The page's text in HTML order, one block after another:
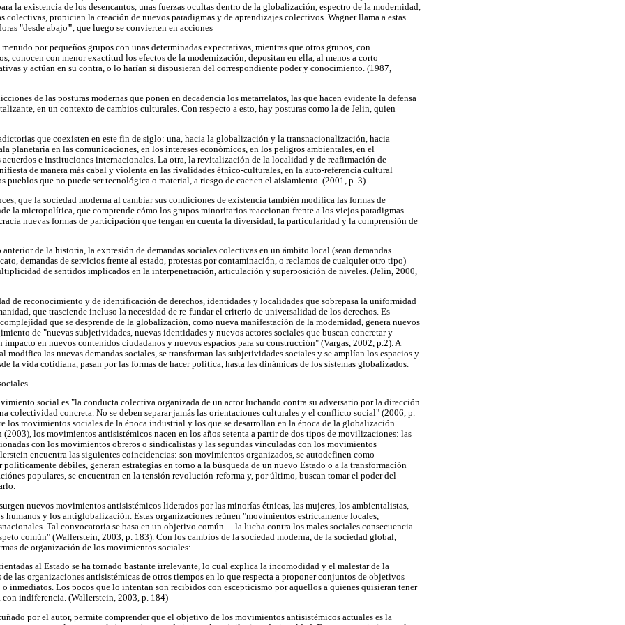
la existencia de los desencantos, unas fuerzas ocultas dentro de la globalización, espectro de la modernidad,
colectivas, propician la creación de nuevos paradigmas y de aprendizajes colectivos. Wagner llama a estas
"desde abajo", que luego se convierten en acciones
menudo por pequeños grupos con unas determinadas expectativas, mientras que otros grupos, con
conocen con menor exactitud los efectos de la modernización, depositan en ella, al menos a corto
y actúan en su contra, o lo harían si dispusieran del correspondiente poder y conocimiento. (1987,
de las posturas modernas que ponen en decadencia los metarrelatos, las que hacen evidente la defensa
en un contexto de cambios culturales. Con respecto a esto, hay posturas como la de Jelin, quien
que coexisten en este fin de siglo: una, hacia la globalización y la transnacionalización, hacia
planetaria en las comunicaciones, en los intereses económicos, en los peligros ambientales, en el
acuerdos e instituciones internacionales. La otra, la revitalización de la localidad y de reafirmación de
de manera más cabal y violenta en las rivalidades étnico-culturales, en la auto-referencia cultural
pueblos que no puede ser tecnológica o material, a riesgo de caer en el aislamiento. (2001, p. 3)
que la sociedad moderna al cambiar sus condiciones de existencia también modifica las formas de
la micropolítica, que comprende cómo los grupos minoritarios reaccionan frente a los viejos paradigmas
nuevas formas de participación que tengan en cuenta la diversidad, la particularidad y la comprensión de
de la historia, la expresión de demandas sociales colectivas en un ámbito local (sean demandas
demandas de servicios frente al estado, protestas por contaminación, o reclamos de cualquier otro tipo)
de sentidos implicados en la interpenetración, articulación y superposición de niveles. (Jelin, 2000,
de reconocimiento y de identificación de derechos, identidades y localidades que sobrepasa la uniformidad
que trasciende incluso la necesidad de re-fundar el criterio de universalidad de los derechos. Es
que se desprende de la globalización, como nueva manifestación de la modernidad, genera nuevos
de "nuevas subjetividades, nuevas identidades y nuevos actores sociales que buscan concretar y
impacto en nuevos contenidos ciudadanos y nuevos espacios para su construcción" (Vargas, 2002, p.2). A
modifica las nuevas demandas sociales, se transforman las subjetividades sociales y se amplían los espacios y
la vida cotidiana, pasan por las formas de hacer política, hasta las dinámicas de los sistemas globalizados.
social es "la conducta colectiva organizada de un actor luchando contra su adversario por la dirección
colectividad concreta. No se deben separar jamás las orientaciones culturales y el conflicto social" (2006, p.
los movimientos sociales de la época industrial y los que se desarrollan en la época de la globalización.
(2003), los movimientos antisistémicos nacen en los años setenta a partir de dos tipos de movilizaciones: las
con los movimientos obreros o sindicalistas y las segundas vinculadas con los movimientos
encuentra las siguientes coincidencias: son movimientos organizados, se autodefinen como
políticamente débiles, generan estrategias en torno a la búsqueda de un nuevo Estado o a la transformación
populares, se encuentran en la tensión revolución-reforma y, por último, buscan tomar el poder del
nuevos movimientos antisistémicos liderados por las minorías étnicas, las mujeres, los ambientalistas,
humanos y los antiglobalización. Estas organizaciones reúnen "movimientos estrictamente locales,
Tal convocatoria se basa en un objetivo común —la lucha contra los males sociales consecuencia
común" (Wallerstein, 2003, p. 183). Con los cambios de la sociedad moderna, de la sociedad global,
de organización de los movimientos sociales:
al Estado se ha tornado bastante irrelevante, lo cual explica la incomodidad y el malestar de la
de las organizaciones antisistémicas de otros tiempos en lo que respecta a proponer conjuntos de objetivos
inmediatos. Los pocos que lo intentan son recibidos con escepticismo por aquellos a quienes quisieran tener
con indiferencia. (Wallerstein, 2003, p. 184)
por el autor, permite comprender que el objetivo de los movimientos antisistémicos actuales es la